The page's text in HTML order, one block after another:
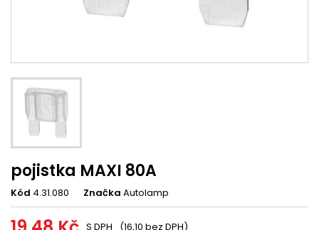
pojistka MAXI 80A
Kód 4.31.080 Značka Autolamp
S DPH (16,10 bez DPH)